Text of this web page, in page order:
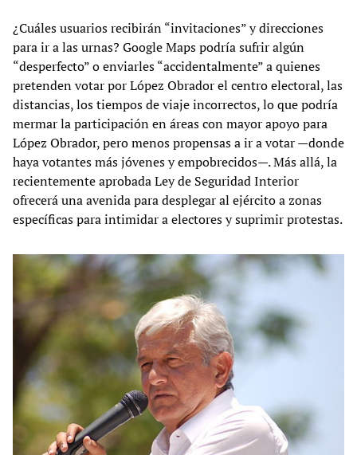
¿Cuáles usuarios recibirán “invitaciones” y direcciones
para ir a las urnas? Google Maps podría sufrir algún
“desperfecto” o enviarles “accidentalmente” a quienes
pretenden votar por López Obrador el centro electoral, las
distancias, los tiempos de viaje incorrectos, lo que podría
mermar la participación en áreas con mayor apoyo para
López Obrador, pero menos propensas a ir a votar —donde
haya votantes más jóvenes y empobrecidos—. Más allá, la
recientemente aprobada Ley de Seguridad Interior
ofrecerá una avenida para desplegar al ejército a zonas
específicas para intimidar a electores y suprimir protestas.